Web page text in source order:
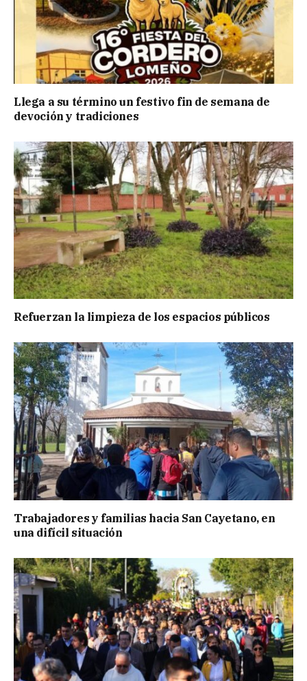
Llega a su término un festivo fin de semana de
devoción y tradiciones
Refuerzan la limpieza de los espacios públicos
Trabajadores y familias hacia San Cayetano, en
una difícil situación